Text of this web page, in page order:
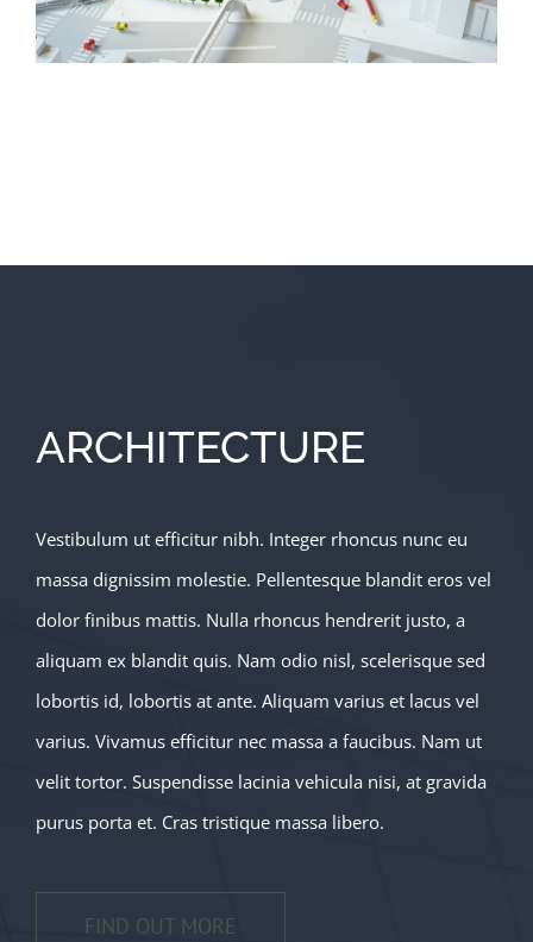
ARCHITECTURE
Vestibulum ut efficitur nibh. Integer rhoncus nunc eu
massa dignissim molestie. Pellentesque blandit eros vel
dolor finibus mattis. Nulla rhoncus hendrerit justo, a
aliquam ex blandit quis. Nam odio nisl, scelerisque sed
lobortis id, lobortis at ante. Aliquam varius et lacus vel
varius. Vivamus efficitur nec massa a faucibus. Nam ut
velit tortor. Suspendisse lacinia vehicula nisi, at gravida
purus porta et. Cras tristique massa libero.
FIND OUT MORE